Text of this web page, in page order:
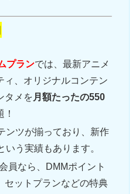
プランでは、最新アニメ
ィ、オリジナルコンテン
タメを 月額たったの550
ンツが揃っており、新作
いう実績もあります。
員なら、DMMポイント
セットプランなどの特典